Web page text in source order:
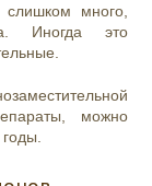
слишком много,
Иногда это
можно